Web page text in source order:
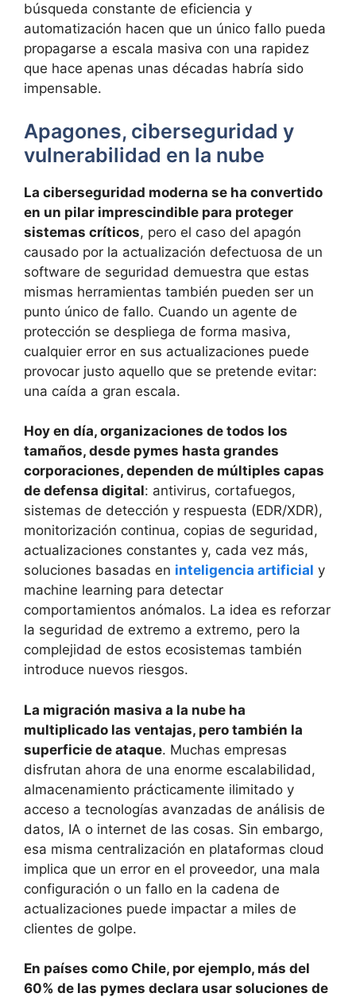
búsqueda constante de eficiencia y
automatización hacen que un único fallo pueda
propagarse a escala masiva con una rapidez
que hace apenas unas décadas habría sido
impensable.
Apagones, ciberseguridad y
vulnerabilidad en la nube
La ciberseguridad moderna se ha convertido
en un pilar imprescindible para proteger
sistemas críticos, pero el caso del apagón
causado por la actualización defectuosa de un
software de seguridad demuestra que estas
mismas herramientas también pueden ser un
punto único de fallo. Cuando un agente de
protección se despliega de forma masiva,
cualquier error en sus actualizaciones puede
provocar justo aquello que se pretende evitar:
una caída a gran escala.
Hoy en día, organizaciones de todos los
tamaños, desde pymes hasta grandes
corporaciones, dependen de múltiples capas
de defensa digital: antivirus, cortafuegos,
sistemas de detección y respuesta (EDR/XDR),
monitorización continua, copias de seguridad,
actualizaciones constantes y, cada vez más,
soluciones basadas en inteligencia artificial y
machine learning para detectar
comportamientos anómalos. La idea es reforzar
la seguridad de extremo a extremo, pero la
complejidad de estos ecosistemas también
introduce nuevos riesgos.
La migración masiva a la nube ha
multiplicado las ventajas, pero también la
superficie de ataque. Muchas empresas
disfrutan ahora de una enorme escalabilidad,
almacenamiento prácticamente ilimitado y
acceso a tecnologías avanzadas de análisis de
datos, IA o internet de las cosas. Sin embargo,
esa misma centralización en plataformas cloud
implica que un error en el proveedor, una mala
configuración o un fallo en la cadena de
actualizaciones puede impactar a miles de
clientes de golpe.
En países como Chile, por ejemplo, más del
60% de las pymes declara usar soluciones de